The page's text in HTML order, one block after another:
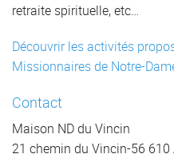
retraite spirituelle, etc…
Découvrir les activités
Missionnaires de Notre-
Contact
Maison ND du Vincin
21 chemin du Vincin-56 610